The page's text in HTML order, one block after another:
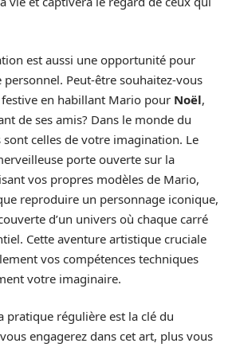
est aussi une opportunité pour
Peut-être souhaitez-vous
en habillant Mario pour Noël,
de ses amis? Dans le monde du
celles de votre imagination. Le
porte ouverte sur la
vos propres modèles de Mario,
reproduire un personnage iconique,
d’un univers où chaque carré
Cette aventure artistique cruciale
vos compétences techniques
votre imaginaire.
pratique régulière est la clé du
engagerez dans cet art, plus vous